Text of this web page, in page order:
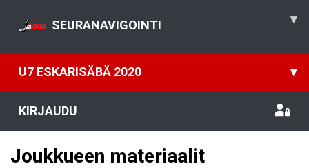
SEURANAVIGOINTI ▾
U7 ESKARISÄBÄ 2020 ▾
KIRJAUDU
Joukkueen materiaalit